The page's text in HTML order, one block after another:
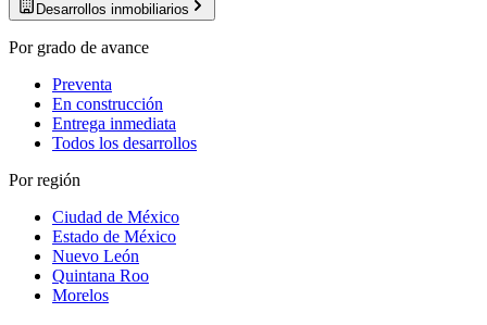
Desarrollos inmobiliarios
Por grado de avance
Preventa
En construcción
Entrega inmediata
Todos los desarrollos
Por región
Ciudad de México
Estado de México
Nuevo León
Quintana Roo
Morelos